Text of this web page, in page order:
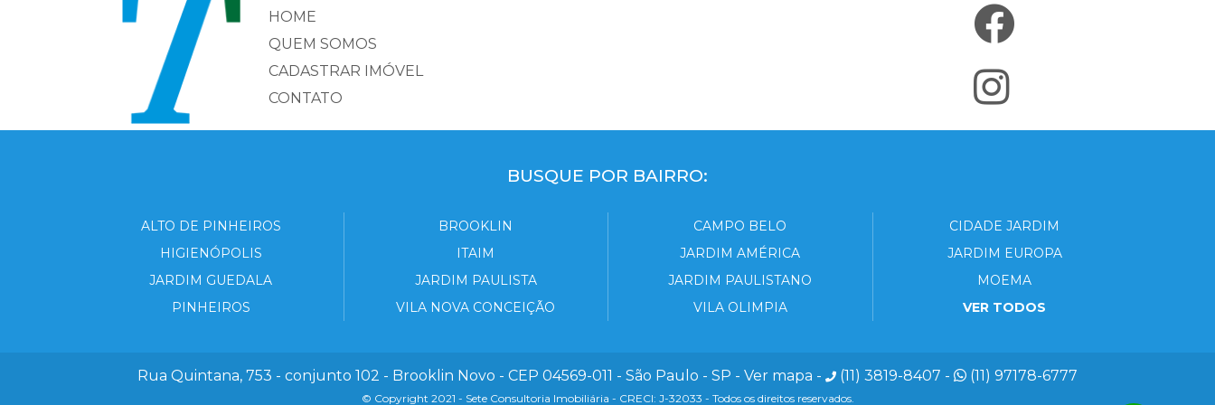
HOME
QUEM SOMOS
CADASTRAR IMÓVEL
CONTATO
BUSQUE POR BAIRRO:
ALTO DE PINHEIROS BROOKLIN CAMPO BELO
CIDADE JARDIM
HIGIENÓPOLIS
ITAIM JARDIM AMÉRICA
JARDIM EUROPA
JARDIM GUEDALA
JARDIM PAULISTA JARDIM PAULISTANO
MOEMA
PINHEIROS
VILA NOVA CONCEIÇÃO VILA OLIMPIA VER TODOS
Rua Quintana, 753 - conjunto 102 - Brooklin Novo - CEP 04569-011 - São Paulo - SP - Ver mapa - (11) 3819-8407 - (11) 97178-6777
© Copyright 2021 - Sete Consultoria Imobiliária - CRECI: J-32033 - Todos os direitos reservados.